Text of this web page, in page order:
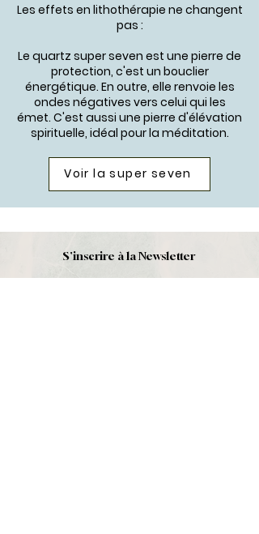
Les effets en lithothérapie ne changent
pas :
Le quartz super seven est une pierre de
protection, c'est un bouclier
énergétique. En outre, elle renvoie les
ondes négatives vers celui qui les
émet. C'est aussi une pierre d'élévation
spirituelle, idéal pour la méditation.
Voir la super seven
S'inscrire à la Newsletter